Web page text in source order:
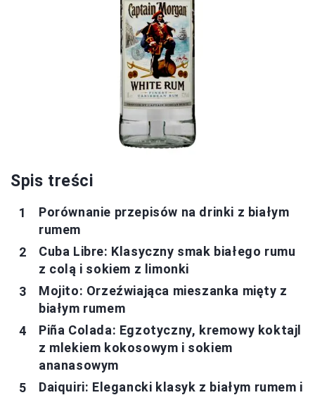
Spis treści
Porównanie przepisów na drinki z białym
rumem
Cuba Libre: Klasyczny smak białego rumu
z colą i sokiem z limonki
Mojito: Orzeźwiająca mieszanka mięty z
białym rumem
Piña Colada: Egzotyczny, kremowy koktajl
z mlekiem kokosowym i sokiem
ananasowym
Daiquiri: Elegancki klasyk z białym rumem i